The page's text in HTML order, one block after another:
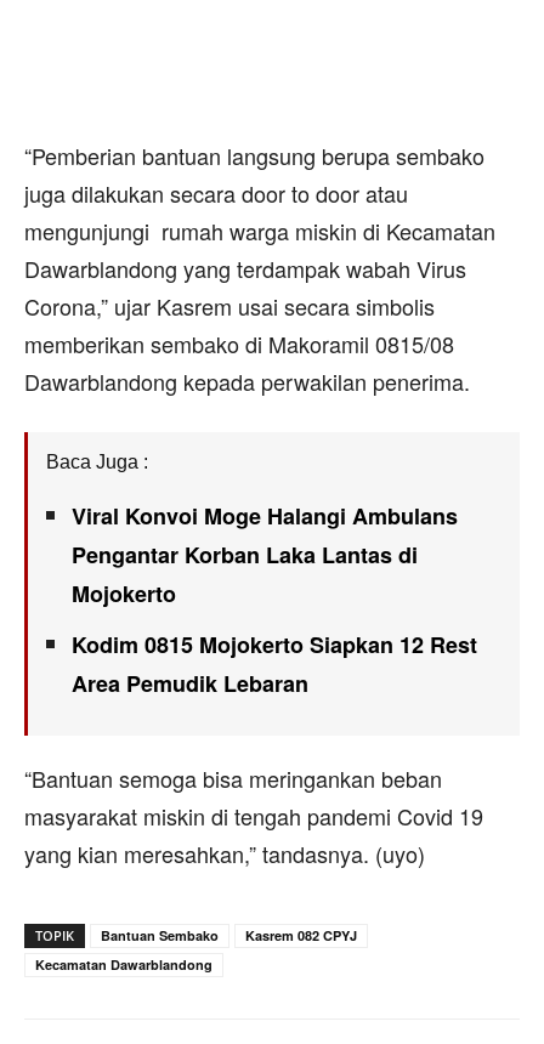
“Pemberian bantuan langsung berupa sembako
juga dilakukan secara door to door atau
mengunjungi rumah warga miskin di Kecamatan
Dawarblandong yang terdampak wabah Virus
Corona,” ujar Kasrem usai secara simbolis
memberikan sembako di Makoramil 0815/08
Dawarblandong kepada perwakilan penerima.
Baca Juga :
Viral Konvoi Moge Halangi Ambulans
Pengantar Korban Laka Lantas di
Mojokerto
Kodim 0815 Mojokerto Siapkan 12 Rest
Area Pemudik Lebaran
“Bantuan semoga bisa meringankan beban
masyarakat miskin di tengah pandemi Covid 19
yang kian meresahkan,” tandasnya. (uyo)
TOPIK Bantuan Sembako
Kasrem 082 CPYJ
Kecamatan Dawarblandong